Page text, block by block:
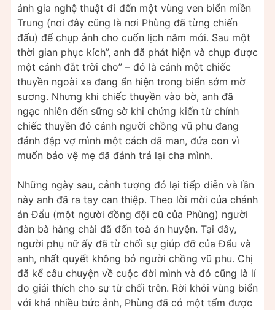
ảnh gia nghệ thuật đi đến một vùng ven biển miền
Trung (nơi đây cũng là nơi Phùng đã từng chiến
đấu) để chụp ảnh cho cuốn lịch năm mới. Sau một
thời gian phục kích”, anh đã phát hiện và chụp được
một cảnh đắt trời cho” – đó là cảnh một chiếc
thuyền ngoài xa đang ẩn hiện trong biển sớm mờ
sương. Nhưng khi chiếc thuyền vào bờ, anh đã
ngạc nhiên đến sững sờ khi chứng kiến từ chính
chiếc thuyền đó cảnh người chồng vũ phu đang
đánh đập vợ mình một cách dã man, đứa con vì
muốn bảo vệ mẹ đã đánh trả lại cha mình.
Những ngày sau, cảnh tượng đó lại tiếp diễn và lần
này anh đã ra tay can thiệp. Theo lời mời của chánh
án Đẩu (một người đồng đội cũ của Phùng) người
đàn bà hàng chài đã đến toà án huyện. Tại đây,
người phụ nữ ấy đã từ chối sự giúp đỡ của Đẩu và
anh, nhất quyết không bỏ người chồng vũ phu. Chị
đã kể câu chuyện về cuộc đời mình và đó cũng là lí
do giải thích cho sự từ chối trên. Rời khỏi vùng biển
với khá nhiều bức ảnh, Phùng đã có một tấm được